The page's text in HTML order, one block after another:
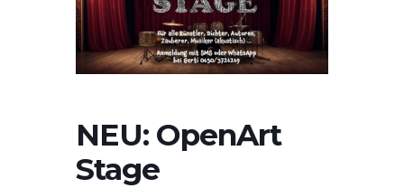
NEU: OpenArt
Stage